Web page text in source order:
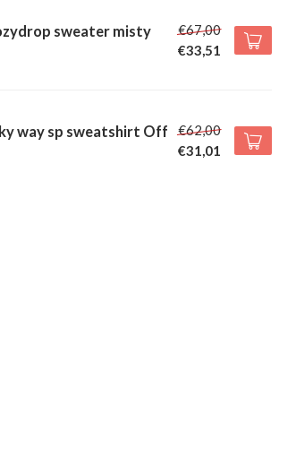
sweater misty
€67,00
€33,51
way sp sweatshirt Off
€62,00
€31,01